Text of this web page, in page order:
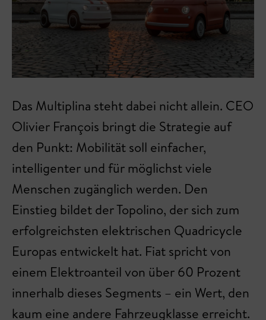
Das Multiplina steht dabei nicht allein. CEO
Olivier François bringt die Strategie auf
den Punkt: Mobilität soll einfacher,
intelligenter und für möglichst viele
Menschen zugänglich werden. Den
Einstieg bildet der Topolino, der sich zum
erfolgreichsten elektrischen Quadricycle
Europas entwickelt hat. Fiat spricht von
einem Elektroanteil von über 60 Prozent
innerhalb dieses Segments – ein Wert, den
kaum eine andere Fahrzeugklasse erreicht.